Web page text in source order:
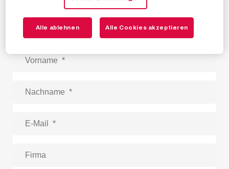
Alle ablehnen Alle Cookies akzeptieren